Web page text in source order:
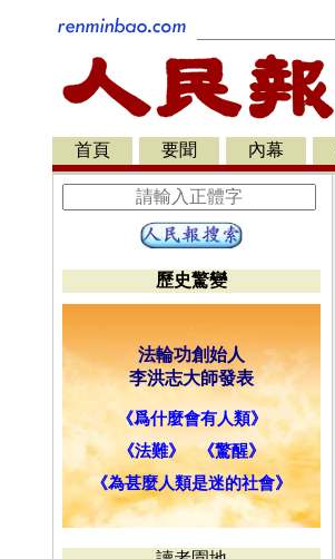
首頁 要聞 內幕
歷史驚變
法輪功創始人
李洪志大師發表
《爲什麼會有人類》
《法難》
《驚醒》
《為甚麼人類是迷的社會》